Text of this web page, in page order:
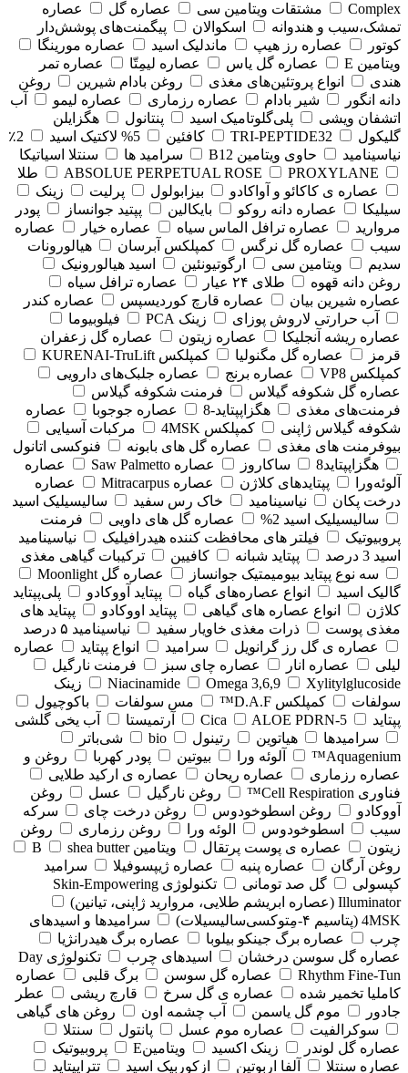
Complex
مشتقات ویتامین سی عصاره گل
عصاره
تمشک،سیب و هندوانه
اسکوالان
پیگمنت‌های پوشش‌دار
کوتور
عصاره رز هیپ ماندلیک اسید
عصاره مورینگا
ویتامین E
عصاره گل یاس عصاره لیمِتّا
عصاره تمر
هندی
انواع پروتئین‌های مغذی روغن بادام شیرین
روغن
دانه انگور
شیر بادام عصاره رزماری عصاره لیمو
آب
اتشفان ویشی
پلی‌گلوتامیک اسید پنتانول
هگزایلن
گلیکول
TRI-PEPTIDE32 کافئین 5% لاکتیک اسید
2٪
نیاسینامید
حاوی ویتامین B12 سرامید ها
سنتلا اسیاتیکا
ABSOLUE PERPETUAL ROSE
PROXYLANE
طلا
عصاره ی کاکائو و آواکادو
بیزابولول پرلیت
زینک
سیلیکا
عصاره دانه روکو بایکالین پپتید جوانساز
پودر
مروارید
عصاره ترافل الماس سیاه عصاره خیار
عصاره
سیب
عصاره گل نرگس کمپلکس آبرسان
هیالورونات
سدیم
ویتامین سی ارگوتیونئین
اسید هیالورونیک
روغن دانه قهوه
طلای ۲۴ عیار
عصاره ترافل سیاه
عصاره شیرین بیان
عصاره قارچ کوردیسپس
عصاره کندر
آب حرارتی لاروش پوزای
زینک PCA
فیلوبیوما
عصاره ریشه آنجلیکا
عصاره زیتون
عصاره گل زعفران
قرمز
عصاره گل مگنولیا
کمپلکس KURENAI-TruLift
کمپلکس VP8
عصاره برنج
عصاره جلبک‌های دارویی
عصاره گل شکوفه گیلاس
فرمنت شکوفه گیلاس
فرمنت‌های مغذی
هگزاپپتاید-8 عصاره جوجوبا
عصاره
شکوفه گیلاس ژاپنی
کمپلکس 4MSK
مرکبات آسیایی
بیوفرمنت های مغذی
عصاره گل های بابونه
فنوکسی اتانول
هگزاپپتاید8
ساکاروز عصاره Saw Palmetto
عصاره
آلوئه‌ورا
پپتایدهای کلاژن عصاره Mitracarpus
عصاره
درخت پکان
نیاسینامید خاک رس سفید
سالیسیلیک اسید
سالیسیلیک اسید 2%
عصاره گل های داویی
فرمنت
پروبیوتیک
فیلتر های محافظت کننده هیدرافیلیک
نیاسینامید
اسید 3 درصد
پپتاید شبانه کافیین
ترکیبات گیاهی مغذی
سه نوع پپتاید بیومیمتیک جوانساز
عصاره گل Moonlight
گالیک اسید
انواع عصاره‌های گیاه پپتاید آووکادو
پلی‌پپتاید
کلاژن
انواع عصاره های گیاهی پپتاید اووکادو
پپتاید های
مغذی پوست
ذرات مغذی خاویار سفید
نیاسینامید ۵ درصد
عصاره ی گل رز گرانویل
سرامید انواع پپتاید
عصاره
لیلی
عصاره انار عصاره چای سبز
فرمنت نارگیل
Niacinamide
Omega 3,6,9 Xylitylglucoside
زینک
سولفات
کمپلکس D.A.F™ مس سولفات
باکوچیول
پپتاید
5-Cica
ALOE PDRN آرتمیستا
آب یخی گلشی
سرامیدها
هیاتوین رتینول bio
شی‌باتر
Aquagenium™
آلوئه ورا بیوتین پودر کهربا
روغن و
عصاره رزماری
عصاره ریحان
عصاره ی ارکید طلایی
فناوری Cell Respiration™
روغن نارگیل عسل
روغن
آووکادو
روغن اسطوخودوس روغن درخت چای
سرکه
سیب
اسطوخودوس الوئه ورا روغن رزماری
روغن
زیتون
عصاره ی پوست پرتقال ویتامین Bshea butter
روغن آرگان
عصاره پنبه عصاره ژیپسوفیلا
سرامید
کپسولی
گل صد تومانی
تکنولوژی Skin-Empowering
Illuminator (عصاره ابریشم طلایی، مروارید ژاپنی، تیانین)
4MSK (پتاسیم ۴‑مِتوکسی‌سالیسیلات)
سرامیدها و اسیدهای
چرب
عصاره برگ جینکو بیلوبا
عصاره برگ هیدرانژیا
عصاره گل سوسن درخشان
اسیدهای چرب
تکنولوژی Day
Rhythm Fine‑Tun
عصاره گل سوسن برگ قلبی
عصاره
کاملیا تخمیر شده
عصاره ی گل سرخ قارچ ریشی
عطر
جادور
موم گل یاسمن آب چشمه اون
روغن های گیاهی
سوکرالفیت
عصاره موم عسل پانتول
سنتلا
عصاره گل لوندر
زینک اکسید ویتامینE
پروبیوتیک
عصاره سنتلا
آلفا اربوتین ازکوربیک اسید تتراپپتاید